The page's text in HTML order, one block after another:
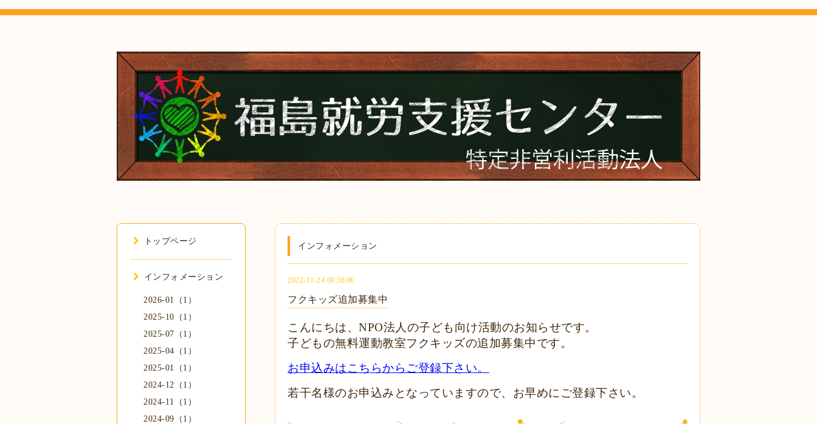
インフォメーション
2022-11-24 09:36:00
フクキッズ追加募集中
こんにちは、NPO法人の子ども向け活動のお知らせです。
子どもの無料運動教室フクキッズの追加募集中です。
お申込みはこちらからご登録下さい。
若干名様のお申込みとなっていますので、お早めにご登録下さい。
トップページ
インフォメーション
2026-01（1）
2025-10（1）
2025-07（1）
2025-04（1）
2025-01（1）
2024-12（1）
2024-11（1）
2024-09（1）